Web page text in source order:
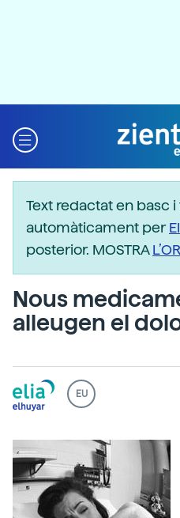
Text redactat en basc
automàticament per
posterior. MOSTRA
Nous
alleugen el
EU